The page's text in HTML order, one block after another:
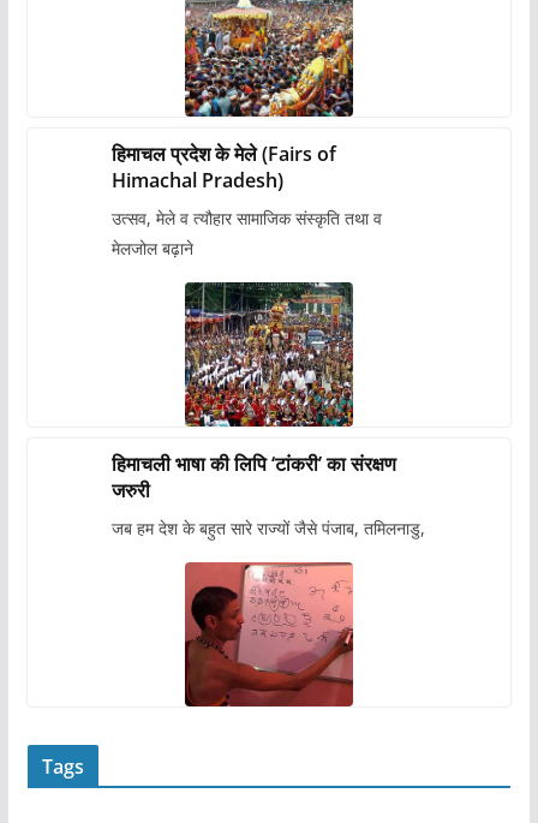
हिमाचल प्रदेश के मेले (Fairs of
Himachal Pradesh)
उत्सव, मेले व त्यौहार सामाजिक संस्कृति तथा व
मेलजोल बढ़ाने
हिमाचली भाषा की लिपि ‘टांकरी’ का संरक्षण
जरुरी
जब हम देश के बहुत सारे राज्यों जैसे पंजाब, तमिलनाडु,
Tags